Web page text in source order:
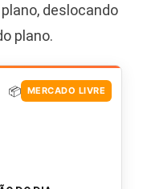
deslocando
plano.
📦 MERCADO LIVRE